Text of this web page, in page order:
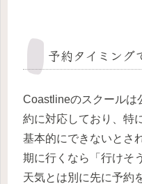
予約タイミング
Coastlineのスクールは
約に対応しており、特
基本的にできないとさ
期に行くなら「行けそ
天気とは別に先に予約